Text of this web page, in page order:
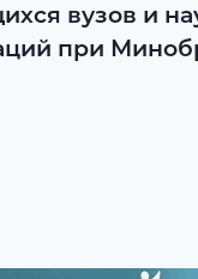
вузов и
при